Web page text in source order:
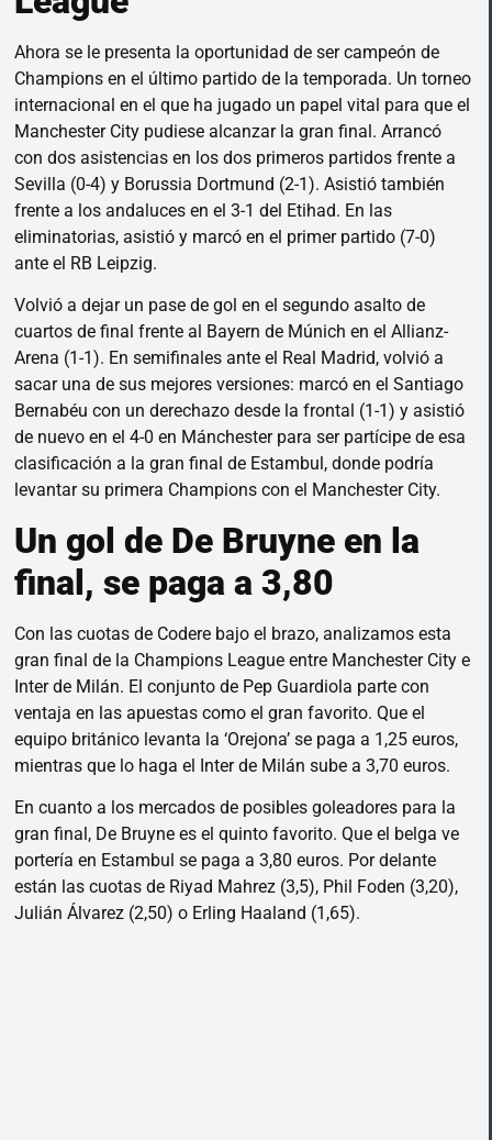
Ahora se le presenta la oportunidad de ser campeón de
Champions en el último partido de la temporada. Un torneo
internacional en el que ha jugado un papel vital para que el
Manchester City pudiese alcanzar la gran final. Arrancó
con dos asistencias en los dos primeros partidos frente a
Sevilla (0-4) y Borussia Dortmund (2-1). Asistió también
frente a los andaluces en el 3-1 del Etihad. En las
eliminatorias, asistió y marcó en el primer partido (7-0)
ante el RB Leipzig.
Volvió a dejar un pase de gol en el segundo asalto de
cuartos de final frente al Bayern de Múnich en el Allianz-
Arena (1-1). En semifinales ante el Real Madrid, volvió a
sacar una de sus mejores versiones: marcó en el Santiago
Bernabéu con un derechazo desde la frontal (1-1) y asistió
de nuevo en el 4-0 en Mánchester para ser partícipe de esa
clasificación a la gran final de Estambul, donde podría
levantar su primera Champions con el Manchester City.
Un gol de De Bruyne en la
final, se paga a 3,80
Con las cuotas de Codere bajo el brazo, analizamos esta
gran final de la Champions League entre Manchester City e
Inter de Milán. El conjunto de Pep Guardiola parte con
ventaja en las apuestas como el gran favorito. Que el
equipo británico levanta la ‘Orejona’ se paga a 1,25 euros,
mientras que lo haga el Inter de Milán sube a 3,70 euros.
En cuanto a los mercados de posibles goleadores para la
gran final, De Bruyne es el quinto favorito. Que el belga ve
portería en Estambul se paga a 3,80 euros. Por delante
están las cuotas de Riyad Mahrez (3,5), Phil Foden (3,20),
Julián Álvarez (2,50) o Erling Haaland (1,65).